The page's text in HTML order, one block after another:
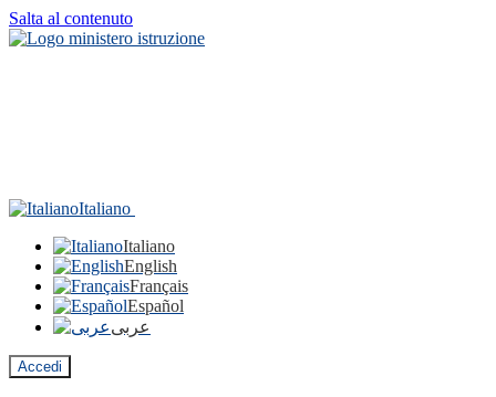
Salta al contenuto
Italiano
Italiano
English
Français
Español
عربى
Accedi